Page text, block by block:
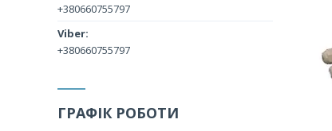
+380660755797
+380660755797
ГРАФІК РОБОТИ